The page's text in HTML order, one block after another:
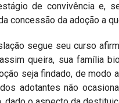
de convivência e,
concessão da adoção a
seu curso
queira, sua família
seja findado, de modo
adotantes não